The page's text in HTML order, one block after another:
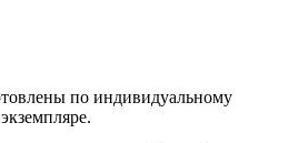
по индивидуальному